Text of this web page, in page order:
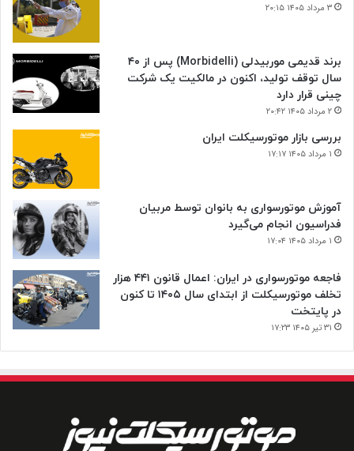
۳ مرداد ۱۴۰۵ ۲۰:۱۵
برند قدیمی موربیدلی (Morbidelli) پس از ۴۰
سال توقف تولید، اکنون در مالکیت یک شرکت
چینی قرار دارد
۲ مرداد ۱۴۰۵ ۲۰:۴۲
بررسی بازار موتورسیکلت ایران
۱ مرداد ۱۴۰۵ ۱۷:۱۷
آموزش موتورسواری به بانوان توسط مربیان
فدراسیون انجام می‌گیرد
۱ مرداد ۱۴۰۵ ۱۷:۰۴
فاجعه موتورسواری در ایران: اعمال قانون ۴۴۱ هزار
تخلف موتورسیکلت از ابتدای سال ۱۴۰۵ تا کنون
در پایتخت
۳۱ تیر ۱۴۰۵ ۱۷:۲۳